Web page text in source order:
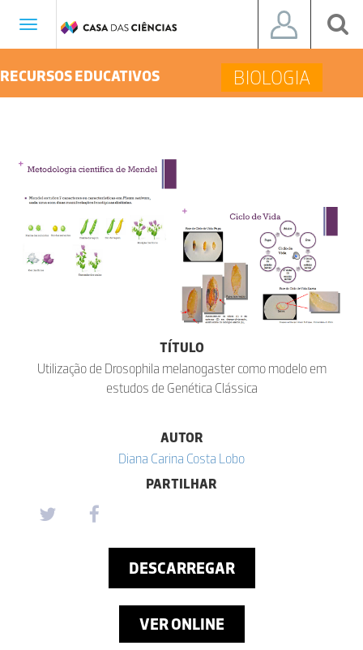
Toggle
RECURSOS EDUCATIVOS BIOLOGIA
TÍTULO
Utilização de Drosophila melanogaster como modelo em
estudos de Genética Clássica
AUTOR
Diana Carina Costa Lobo
PARTILHAR
DESCARREGAR
VER ONLINE